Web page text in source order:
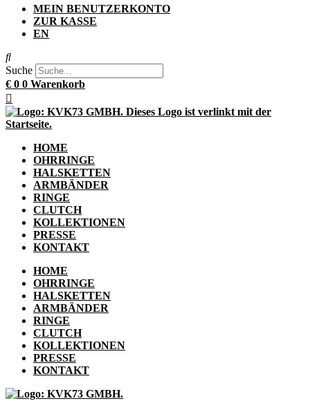
MEIN BENUTZERKONTO
ZUR KASSE
EN
Suche
€ 0 0 Warenkorb
HOME
OHRRINGE
HALSKETTEN
ARMBÄNDER
RINGE
CLUTCH
KOLLEKTIONEN
PRESSE
KONTAKT
HOME
OHRRINGE
HALSKETTEN
ARMBÄNDER
RINGE
CLUTCH
KOLLEKTIONEN
PRESSE
KONTAKT